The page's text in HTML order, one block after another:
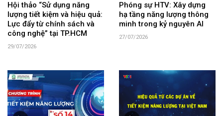
Hội thảo “Sử dụng năng
lượng tiết kiệm và hiệu quả:
Lực đẩy từ chính sách và
công nghệ” tại TP.HCM
29/07/2026
Phóng sự HTV: Xây dựng
hạ tầng năng lượng thông
minh trong kỷ nguyên AI
27/07/2026